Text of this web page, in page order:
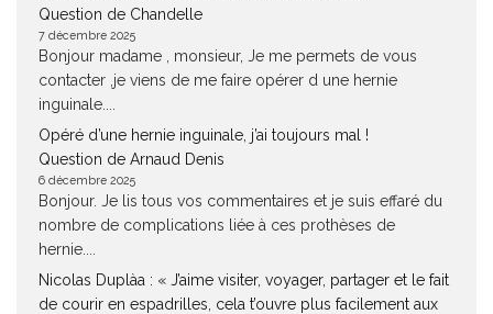
Question de Chandelle
7 décembre 2025
Bonjour madame , monsieur, Je me permets de vous
contacter ,je viens de me faire opérer d une hernie
inguinale....
Opéré d’une hernie inguinale, j’ai toujours mal !
Question de Arnaud Denis
6 décembre 2025
Bonjour. Je lis tous vos commentaires et je suis effaré du
nombre de complications liée à ces prothèses de
hernie....
Nicolas Duplàa : « J’aime visiter, voyager, partager et le fait
de courir en espadrilles, cela t’ouvre plus facilement aux